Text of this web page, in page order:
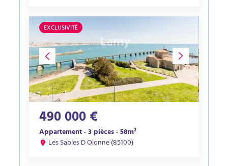
EXCLUSIVITÉ
490 000 €
Appartement · 3 pièces · 58m²
Les Sables D Olonne (85100)